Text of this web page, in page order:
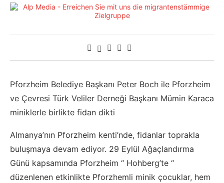
Pforzheim Belediye Başkanı Peter Boch ile Pforzheim
ve Çevresi Türk Veliler Derneği Başkanı Mümin Karaca
miniklerle birlikte fidan dikti
Almanya’nın Pforzheim kenti’nde, fidanlar toprakla
buluşmaya devam ediyor. 29 Eylül Ağaçlandırma
Günü kapsamında Pforzheim “ Hohberg’te “
düzenlenen etkinlikte Pforzhemli minik çocuklar, hem